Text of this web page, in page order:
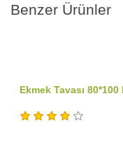
Benzer Ürünler
Ekmek Tavası